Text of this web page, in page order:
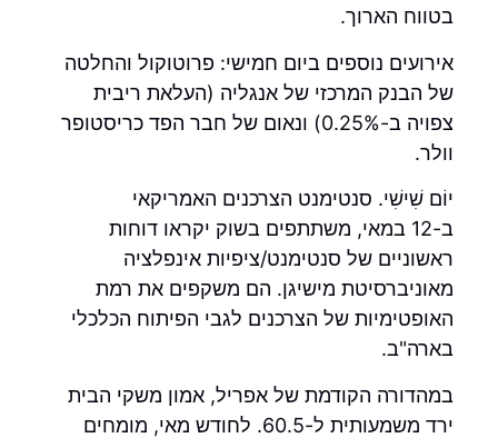
בטווח הארוך.
אירועים נוספים ביום חמישי: פרוטוקול והחלטה
של ​​הבנק המרכזי של אנגליה (העלאת ריבית
צפויה ב-0.25%) ונאום של חבר הפד כריסטופר
וולר.
יוֹם שִׁישִׁי. סנטימנט הצרכנים האמריקאי
ב-12 במאי, משתתפים בשוק יקראו דוחות
ראשוניים של סנטימנט/ציפיות אינפלציה
מאוניברסיטת מישיגן. הם משקפים את רמת
האופטימיות של הצרכנים לגבי הפיתוח הכלכלי
בארה"ב.
במהדורה הקודמת של אפריל, אמון משקי הבית
ירד משמעותית ל-60.5. לחודש מאי, מומחים